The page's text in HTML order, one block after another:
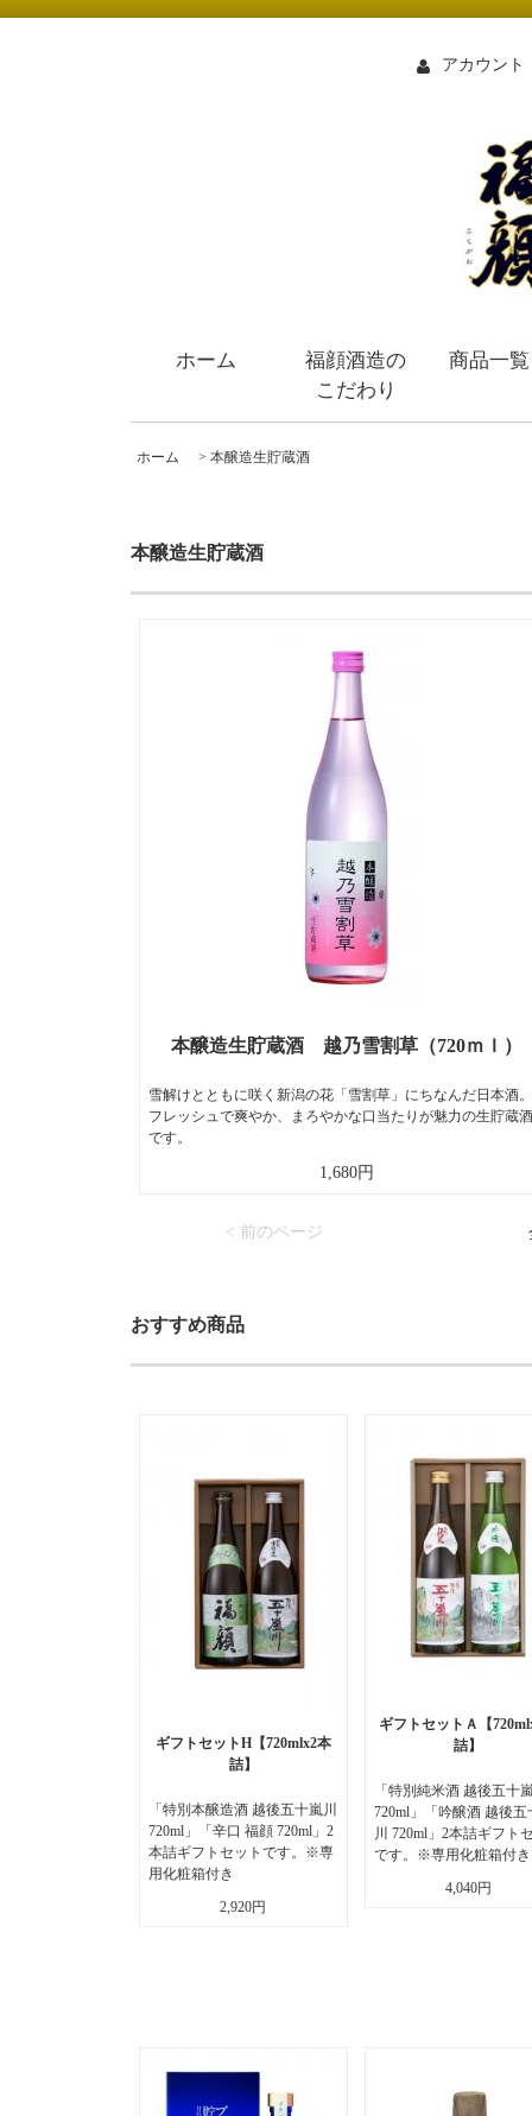
アカウント
ホーム
福顔酒造の
こだわり
商品一覧
ホーム > 本醸造生貯蔵酒
本醸造生貯蔵酒
本醸造生貯蔵酒 越乃雪割草（720ｍｌ）
雪解けとともに咲く新潟の花「雪割草」にちなんだ日本酒。
フレッシュで爽やか、まろやかな口当たりが魅力の生貯蔵酒
です。
1,680円
< 前のページ
おすすめ商品
ギフトセットH【720mlx2本
詰】
「特別本醸造酒 越後五十嵐川
720ml」「辛口 福顔 720ml」2
本詰ギフトセットです。※専
用化粧箱付き
2,920円
ギフトセットＡ【
詰】
「特別純米酒 越後五十
720ml」「吟醸酒 越後五
川 720ml」2本詰ギフト
です。※専用化粧箱付き
4,040円